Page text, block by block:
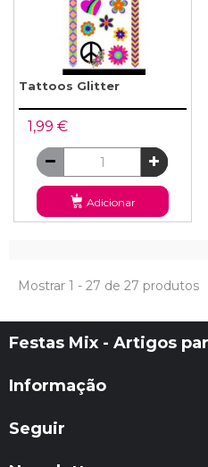
Tattoos Glitter
1,99 €
Adicionar
Mostrar 1 - 27 de 27 produtos
Festas Mix - Artigos
Informação
Seguir